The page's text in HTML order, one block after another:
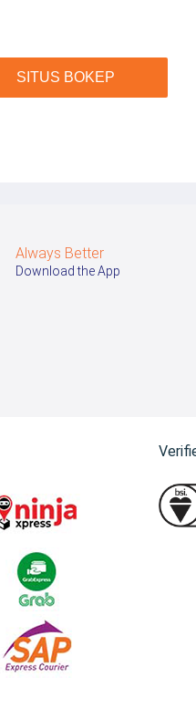
SITUS BOKEP
Always Better
Download the App